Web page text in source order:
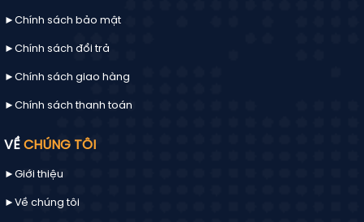
►Chính sách bảo mật
►Chính sách đổi trả
►Chính sách giao hàng
►Chính sách thanh toán
VỀ CHÚNG TÔI
►Giới thiệu
►Về chúng tôi